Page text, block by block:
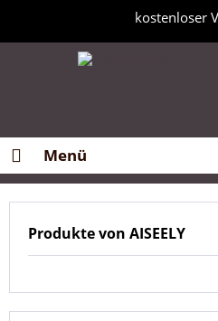
kostenloser
Menü
Produkte von AISEELY